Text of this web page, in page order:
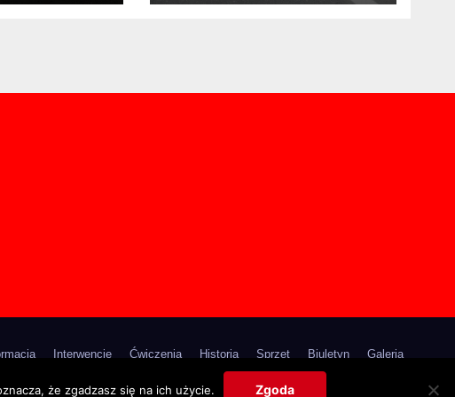
km. w Kierunku
Interwencje Ćwiczenia Historia Sprzęt Biuletyn Galeria
że zgadzasz się na ich użycie. Zgoda